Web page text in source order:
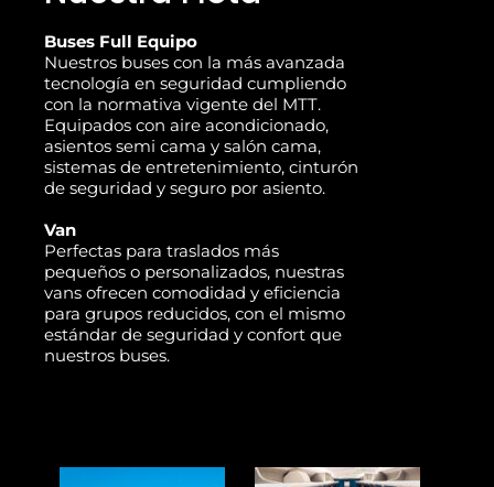
Buses Full Equipo
Nuestros buses con la más avanzada
tecnología en seguridad cumpliendo
con la normativa vigente del MTT.
Equipados con aire acondicionado,
asientos semi cama y salón cama,
sistemas de entretenimiento, cinturón
de seguridad y seguro por asiento.
Van
Perfectas para traslados más
pequeños o personalizados, nuestras
vans ofrecen comodidad y eficiencia
para grupos reducidos, con el mismo
estándar de seguridad y confort que
nuestros buses.